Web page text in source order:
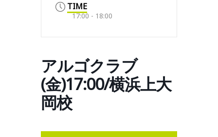
TIME
17:00 - 18:00
アルゴクラブ
(金)17:00/横浜上大
岡校